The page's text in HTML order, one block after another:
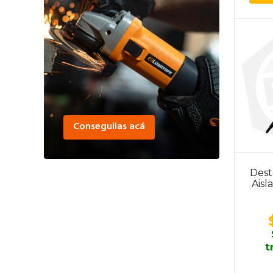
Conseguilas acá